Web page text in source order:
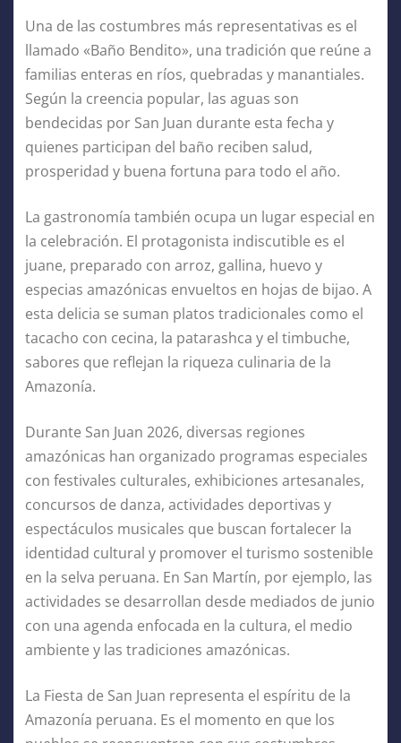
Una de las costumbres más representativas es el
llamado «Baño Bendito», una tradición que reúne a
familias enteras en ríos, quebradas y manantiales.
Según la creencia popular, las aguas son
bendecidas por San Juan durante esta fecha y
quienes participan del baño reciben salud,
prosperidad y buena fortuna para todo el año.
La gastronomía también ocupa un lugar especial en
la celebración. El protagonista indiscutible es el
juane, preparado con arroz, gallina, huevo y
especias amazónicas envueltos en hojas de bijao. A
esta delicia se suman platos tradicionales como el
tacacho con cecina, la patarashca y el timbuche,
sabores que reflejan la riqueza culinaria de la
Amazonía.
Durante San Juan 2026, diversas regiones
amazónicas han organizado programas especiales
con festivales culturales, exhibiciones artesanales,
concursos de danza, actividades deportivas y
espectáculos musicales que buscan fortalecer la
identidad cultural y promover el turismo sostenible
en la selva peruana. En San Martín, por ejemplo, las
actividades se desarrollan desde mediados de junio
con una agenda enfocada en la cultura, el medio
ambiente y las tradiciones amazónicas.
La Fiesta de San Juan representa el espíritu de la
Amazonía peruana. Es el momento en que los